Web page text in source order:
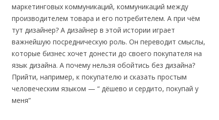
маркетинговых коммуникаций, коммуникаций между
производителем товара и его потребителем. А при чём
тут дизайнер? А дизайнер в этой истории играет
важнейшую посредническую роль. Он переводит смыслы,
которые бизнес хочет донести до своего покупателя на
язык дизайна. А почему нельзя обойтись без дизайна?
Прийти, например, к покупателю и сказать простым
человеческим языком — “ дёшево и сердито, покупай у
меня”